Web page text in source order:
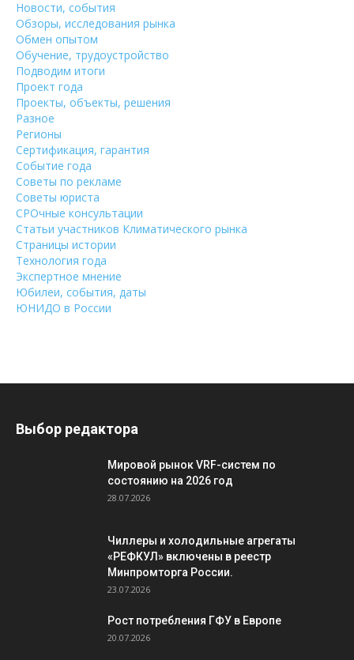
Новости, события
Обзоры, исследования рынка
Обмен опытом
Обучение, трудоустройство
Подводим итоги
Проект года
Проекты, объекты, решения
Разное
Регионы
Сертификация, гарантия
Событие года
Советы по рекламе
Советы юриста
СРОчные консультации
Статьи участников Климатического рынка
Страницы истории
Технология года
Экспертное мнение
Юбилеи, события, даты
ЮНИДО в России
Выбор редактора
Мировой рынок VRF-систем по
состоянию на 2026 год
28.07.2026
Чиллеры и холодильные агрегаты
«РЕФКУЛ» включены в реестр
Минпромторга России.
23.07.2026
Рост потребления ГФУ в Европе
20.07.2026